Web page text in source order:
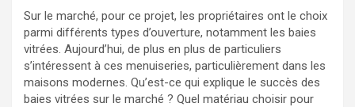
Sur le marché, pour ce projet, les propriétaires ont le choix
parmi différents types d’ouverture, notamment les baies
vitrées. Aujourd’hui, de plus en plus de particuliers
s’intéressent à ces menuiseries, particulièrement dans les
maisons modernes. Qu’est-ce qui explique le succès des
baies vitrées sur le marché ? Quel matériau choisir pour